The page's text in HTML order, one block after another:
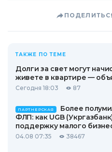
ТАКЖЕ ПО ТЕМЕ
Долги за свет могут
живете в квартире —
Сегодня 18:03 87
ПАРТНЕРСКАЯ
Более
ФЛП: как UGB
поддержку малого
04.08 07:35 38467